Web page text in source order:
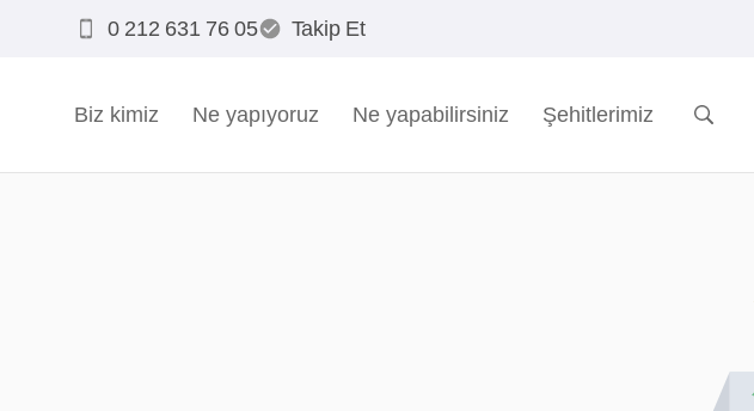
0 212 631 76 05 Takip Et
Biz kimiz Ne yapıyoruz Ne yapabilirsiniz Şehitlerimiz